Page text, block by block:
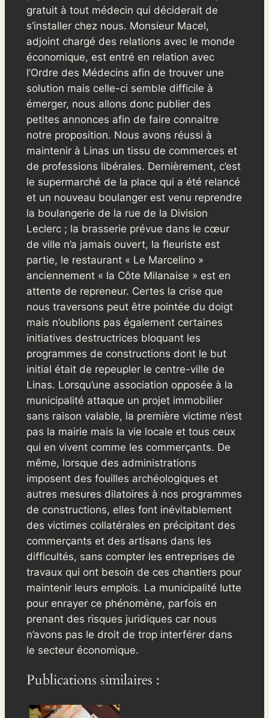
gratuit à tout médecin qui déciderait de
s’installer chez nous. Monsieur Macel,
adjoint chargé des relations avec le monde
économique, est entré en relation avec
l’Ordre des Médecins afin de trouver une
solution mais celle-ci semble difficile à
émerger, nous allons donc publier des
petites annonces afin de faire connaitre
notre proposition. Nous avons réussi à
maintenir à Linas un tissu de commerces et
de professions libérales. Dernièrement, c’est
le supermarché de la place qui a été relancé
et un nouveau boulanger est venu reprendre
la boulangerie de la rue de la Division
Leclerc ; la brasserie prévue dans le cœur
de ville n’a jamais ouvert, la fleuriste est
partie, le restaurant « Le Marcelino »
anciennement « la Côte Milanaise » est en
attente de repreneur. Certes la crise que
nous traversons peut être pointée du doigt
mais n’oublions pas également certaines
initiatives destructrices bloquant les
programmes de constructions dont le but
initial était de repeupler le centre-ville de
Linas. Lorsqu’une association opposée à la
municipalité attaque un projet immobilier
sans raison valable, la première victime n’est
pas la mairie mais la vie locale et tous ceux
qui en vivent comme les commerçants. De
même, lorsque des administrations
imposent des fouilles archéologiques et
autres mesures dilatoires à nos programmes
de constructions, elles font inévitablement
des victimes collatérales en précipitant des
commerçants et des artisans dans les
difficultés, sans compter les entreprises de
travaux qui ont besoin de ces chantiers pour
maintenir leurs emplois. La municipalité lutte
pour enrayer ce phénomène, parfois en
prenant des risques juridiques car nous
n’avons pas le droit de trop interférer dans
le secteur économique.
Publications similaires :